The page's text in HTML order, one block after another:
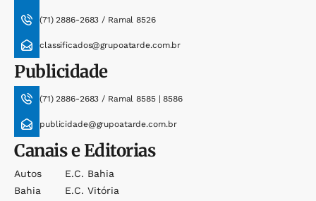
(71) 2886-2683 / Ramal 8526
classificados@grupoatarde.com.br
Publicidade
(71) 2886-2683 / Ramal 8585 | 8586
publicidade@grupoatarde.com.br
Canais e Editorias
Autos
Bahia
E.c. Bahia
E.c. Vitória